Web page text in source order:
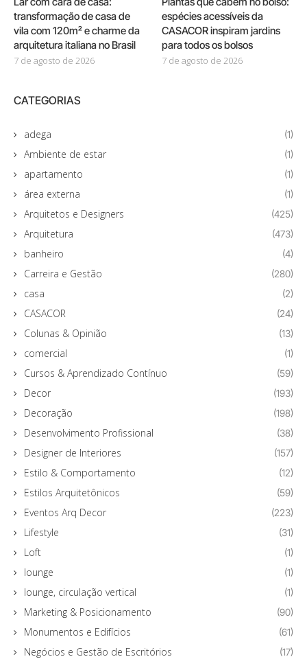
transformação de casa de
vila com 120m² e charme da
arquitetura italiana no Brasil
7 de agosto de 2026
espécies acessíveis da
CASACOR inspiram jardins
para todos os bolsos
7 de agosto de 2026
CATEGORIAS
adega (1)
Ambiente de estar (1)
apartamento (1)
área externa (1)
Arquitetos e Designers (425)
Arquitetura (473)
banheiro (4)
Carreira e Gestão (280)
casa (2)
CASACOR (24)
Colunas & Opinião (13)
comercial (1)
Cursos & Aprendizado Contínuo (59)
Decor (193)
Decoração (198)
Desenvolvimento Profissional (38)
Designer de Interiores (157)
Estilo & Comportamento (12)
Estilos Arquitetônicos (59)
Eventos Arq Decor (223)
Lifestyle (31)
Loft (1)
lounge (1)
lounge, circulação vertical (1)
Marketing & Posicionamento (90)
Monumentos e Edifícios (61)
Negócios e Gestão de Escritórios (17)